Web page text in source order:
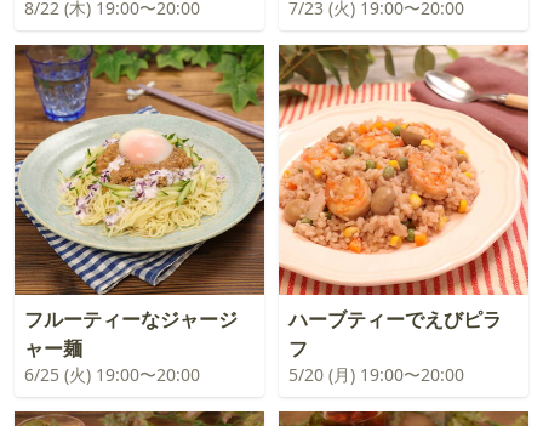
8/22 (木) 19:00〜20:00 7/23 (火) 19:00〜20:00
フルーティーなジャージ
ャー麺
6/25 (火) 19:00〜20:00
ハーブティーでえびピラ
フ
5/20 (月) 19:00〜20:00